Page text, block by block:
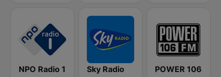
NPO Radio 1 Sky Radio POWER 106